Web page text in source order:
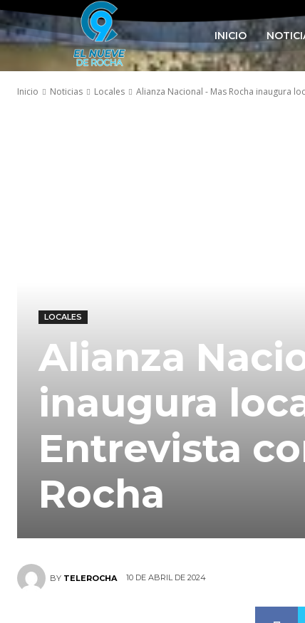
INICIO
Inicio Noticias Locales Alianza Nacional - Mas Rocha inaugura
LOCALES
Alianza
inaugura
Entrevista
Rocha
BY TELEROCHA 10 DE ABRIL DE 2024